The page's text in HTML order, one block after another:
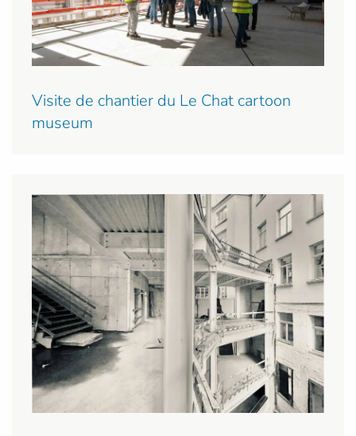
Visite de chantier du Le Chat cartoon
museum